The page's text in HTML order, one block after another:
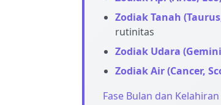
Zodiak Tanah
rutinitas
Zodiak Udara
Zodiak Air (Cancer,
Fase Bulan dan Kelahiran